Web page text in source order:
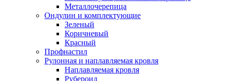
Металлочерепица
Ондулин и комплектующие
Зеленый
Коричневый
Красный
Профнастил
Рулонная и наплавляемая кровля
Наплавляемая кровля
Рубероид